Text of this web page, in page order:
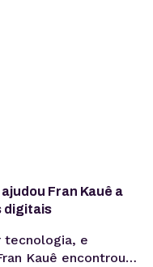
Fran Kauê a
digitais
tecnologia, e
Kauê encontrou